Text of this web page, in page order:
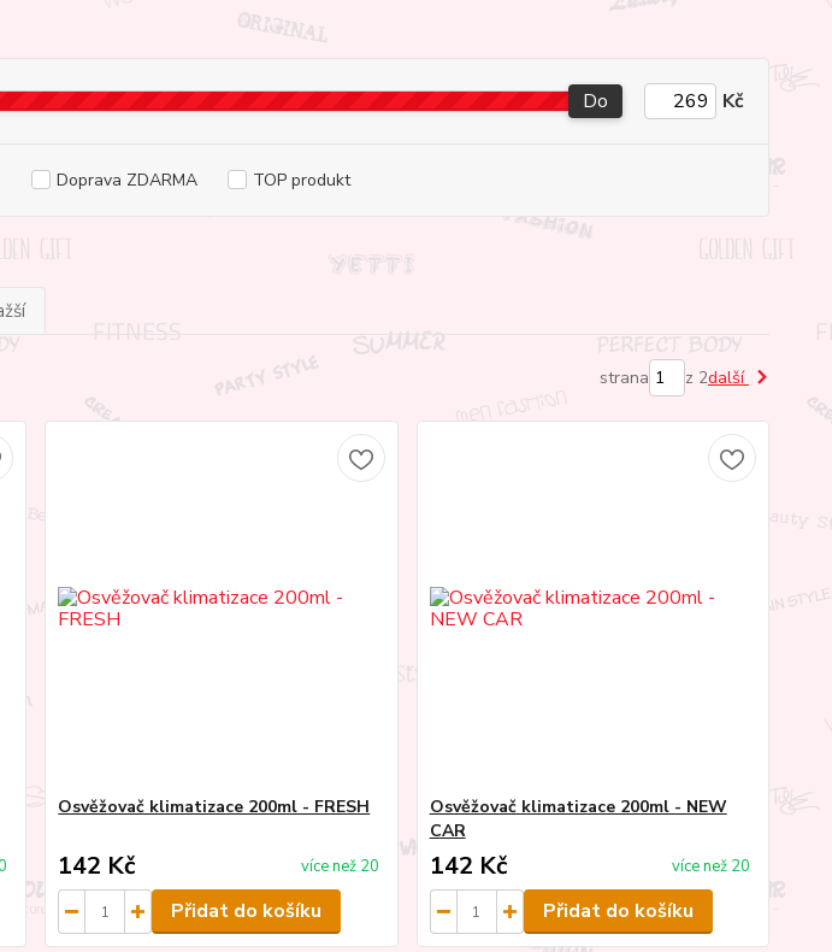
Do Kč
Doprava ZDARMA TOP produkt
strana z 2další
Osvěžovač klimatizace 200ml - FRESH
142 Kč více než 20
Přidat do košíku
Osvěžovač klimatizace 200ml - NEW
CAR
142 Kč více než 20
Přidat do košíku